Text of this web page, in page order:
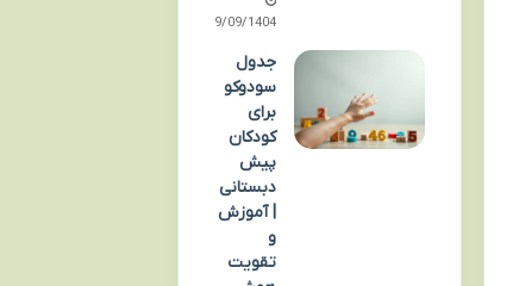
09/09/1404
جدول
سودوکو
برای
کودکان
پیش
دبستانی
| آموزش
و
تقویت